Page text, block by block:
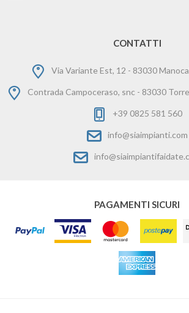
CONTATTI
Via Variante Est, 12 - 83030
Contrada Campoceraso, snc - 83030
+39 0825 581 560
info@siaimpianti.com
PAGAMENTI SICURI